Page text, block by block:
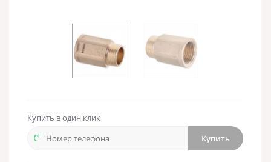
Купить в один клик
Купить